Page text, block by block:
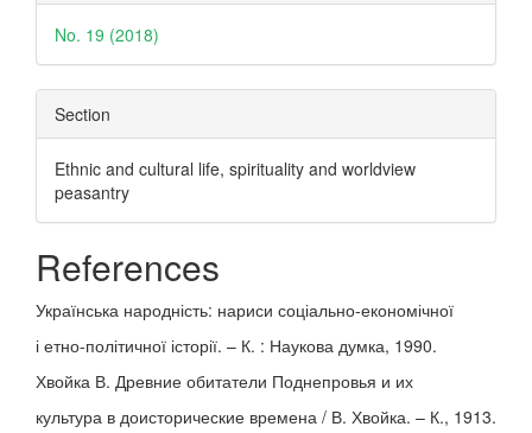
No. 19 (2018)
Section
Ethnic and cultural life, spirituality and worldview
peasantry
References
Українська народність: нариси соціально-економічної
і етно-політичної історії. – К. : Наукова думка, 1990.
Хвойка В. Древние обитатели Поднепровья и их
культура в доисторические времена / В. Хвойка. – К., 1913.